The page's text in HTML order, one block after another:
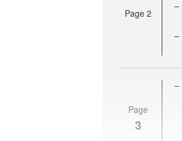
Page 2
Page
3